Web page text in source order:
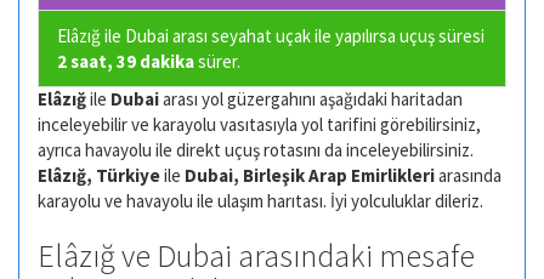
Elâzığ ile Dubai arası seyahat uçak ile yapılırsa uçuş süresi
2 saat, 39 dakikasürer.
Elâzığile Dubaiarası yol güzergahını aşağıdaki haritadan
inceleyebilir ve karayolu vasıtasıyla yol tarifini görebilirsiniz,
ayrıca havayolu ile direkt uçuş rotasını da inceleyebilirsiniz.
Elâzığ, Türkiyeile Dubai, Birleşik Arap Emirlikleriarasında
karayolu ve havayolu ile ulaşım harıtası. İyi yolculuklar dileriz.
Elâzığ ve Dubai arasındaki mesafe